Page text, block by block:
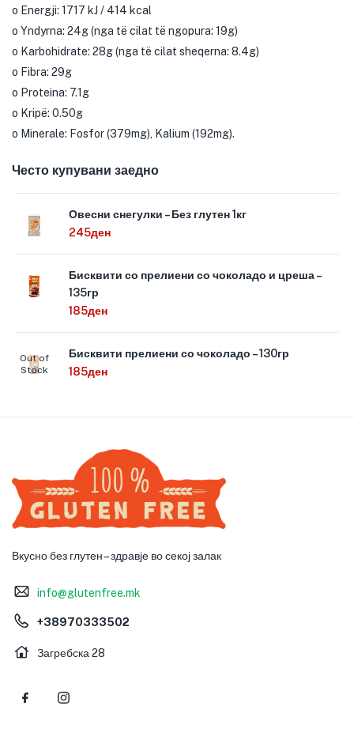
o Energji: 1717 kJ / 414 kcal
o Yndyrna: 24g (nga të cilat të ngopura: 19g)
o Karbohidrate: 28g (nga të cilat sheqerna: 8.4g)
o Fibra: 29g
o Proteina: 7.1g
o Kripë: 0.50g
o Minerale: Fosfor (379mg), Kalium (192mg).
Често купувани заедно
Овесни снегулки – Без глутен 1кг
245ден
Бисквити со прелиени со чоколадо и цреша –
135гр
185ден
Out of
Stock
Бисквити прелиени со чоколадо – 130гр
185ден
Вкусно без глутен – здравје во секој залак
info@glutenfree.mk
+38970333502
Загребска 28